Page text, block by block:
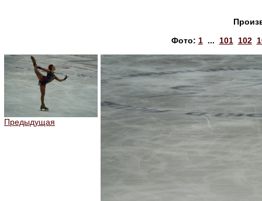
Фото: 1... 101 102
Предыдущая